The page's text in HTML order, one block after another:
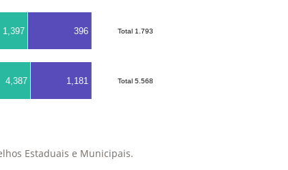
1,397
4,387
396
1,181
Total 1.793
Total 1.793
Total 5.568
Total 5.568
Estaduais e Municipais.